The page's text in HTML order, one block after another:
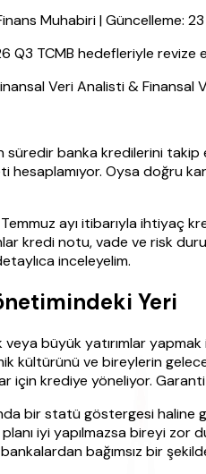
Muhabiri | Güncelleme:
TCMB hedefleriyle revize
Veri Analisti & Finansal
süredir banka kredilerini
Oysa doğru
ayı itibarıyla
kredi notu, vade ve risk
inceleyelim.
Yeri
veya büyük yatırımlar
kültürünü ve bireylerin
için krediye yöneliyor.
bir statü göstergesi
iyi yapılmazsa bireyi zor
bağımsız bir